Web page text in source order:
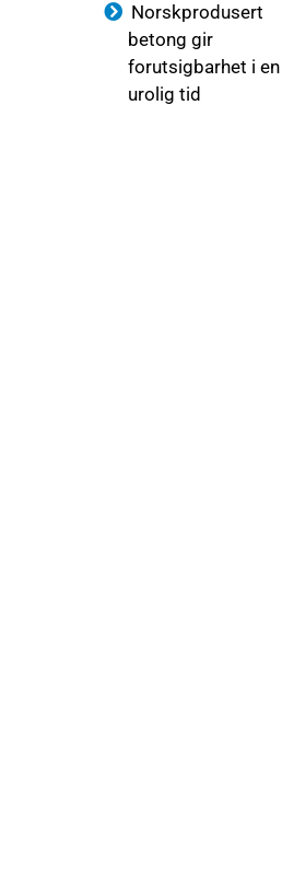
Norskprodusert
betong gir
forutsigbarhet i en
urolig tid